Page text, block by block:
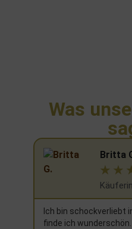
Was
Britta
☆ ☆
Käuferin
Ich bin schockverliebt
finde ich